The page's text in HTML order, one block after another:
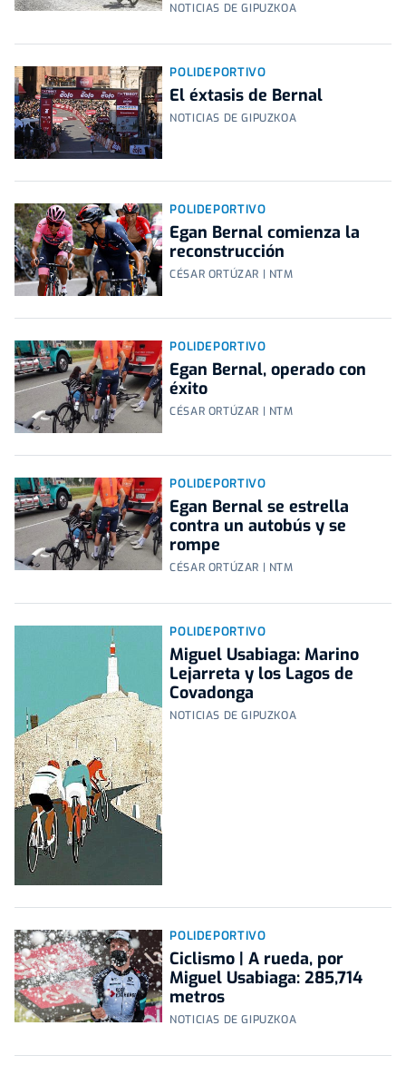
NOTICIAS DE GIPUZKOA
POLIDEPORTIVO
El éxtasis de Bernal
NOTICIAS DE GIPUZKOA
POLIDEPORTIVO
Egan Bernal comienza la
reconstrucción
CÉSAR ORTÚZAR | NTM
POLIDEPORTIVO
Egan Bernal, operado con
éxito
CÉSAR ORTÚZAR | NTM
POLIDEPORTIVO
Egan Bernal se estrella
contra un autobús y se
rompe
CÉSAR ORTÚZAR | NTM
POLIDEPORTIVO
Miguel Usabiaga: Marino
Lejarreta y los Lagos de
Covadonga
NOTICIAS DE GIPUZKOA
POLIDEPORTIVO
Ciclismo | A rueda, por
Miguel Usabiaga: 285,714
metros
NOTICIAS DE GIPUZKOA